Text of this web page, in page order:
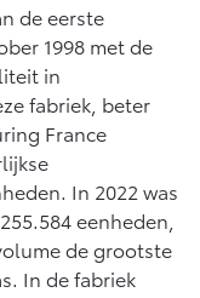
de eerste
1998 met de
in
fabriek, beter
France
In 2022 was
eenheden,
de grootste
In de fabriek